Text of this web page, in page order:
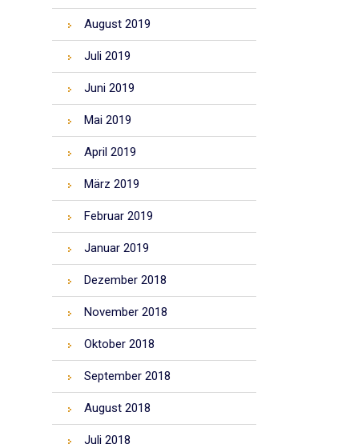
August 2019
Juli 2019
Juni 2019
Mai 2019
April 2019
März 2019
Februar 2019
Januar 2019
Dezember 2018
November 2018
Oktober 2018
September 2018
August 2018
Juli 2018